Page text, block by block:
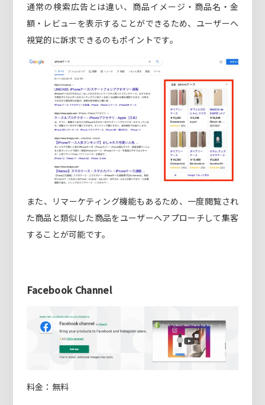
通常の検索広告とは違い、商品イメージ・商品名・金
額・レビューを表示することができるため、ユーザーへ
視覚的に訴求できるのもポイントです。
また、リマーケティング機能もあるため、一度閲覧され
た商品と類似した商品をユーザーへアプローチして集客
することが可能です。
Facebook Channel
料金：無料